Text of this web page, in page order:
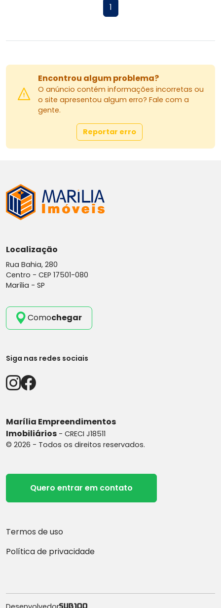
1
Encontrou algum problema?
O anúncio contém informações incorretas ou
o site apresentou algum erro? Fale com a
gente.
Reportar erro
Localização
Rua Bahia, 280
Centro - CEP 17501-080
Marília - SP
Comochegar
Siga nas redes sociais
Marília Empreendimentos
Imobiliários - CRECI J18511
© 2026 - Todos os direitos reservados.
Quero entrar em contato
Termos de uso
Política de privacidade